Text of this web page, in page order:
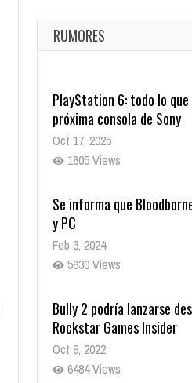
Ago 8, 2021
10003 Views
RUMORES
PlayStation 6: todo lo
próxima consola de Sony
Oct 17, 2025
1605 Views
Se informa que
y PC
Feb 3, 2024
5630 Views
Bully 2 podría lanzarse
Rockstar Games Insider
Oct 9, 2022
6484 Views